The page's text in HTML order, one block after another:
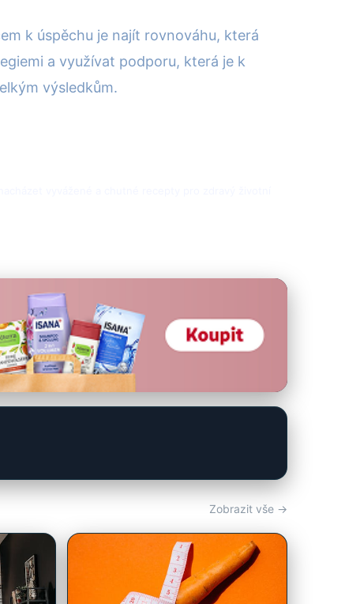
k úspěchu je najít rovnováhu, která
a využívat podporu, která je k
výsledkům.
Zobrazit vše →